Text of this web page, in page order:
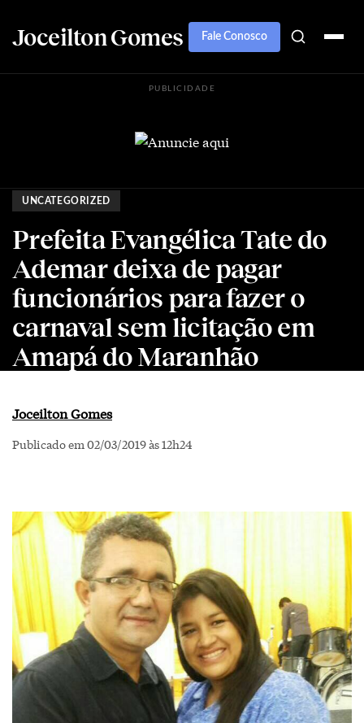
Joceilton Gomes Fale Conosco
PUBLICIDADE
UNCATEGORIZED
Prefeita Evangélica Tate do
Ademar deixa de pagar
funcionários para fazer o
carnaval sem licitação em
Amapá do Maranhão
Joceilton Gomes
Publicado em 02/03/2019 às 12h24